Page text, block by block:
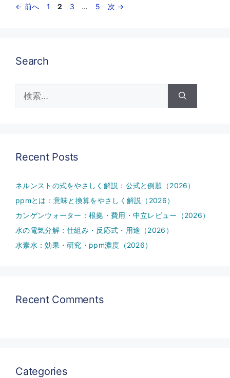
← 前へ
ペ
1
ペ
2
ペ
3 …
ペ
5 次 →
Search
索:
Recent Posts
ネルンストの式をやさしく解説：公式と例題（2026）
ppmとは：意味と換算をやさしく解説（2026）
カンゲンウォーター：根拠・費用・中立レビュー（2026）
水の電気分解：仕組み・反応式・用途（2026）
水素水：効果・研究・ppm濃度（2026）
Recent Comments
Categories